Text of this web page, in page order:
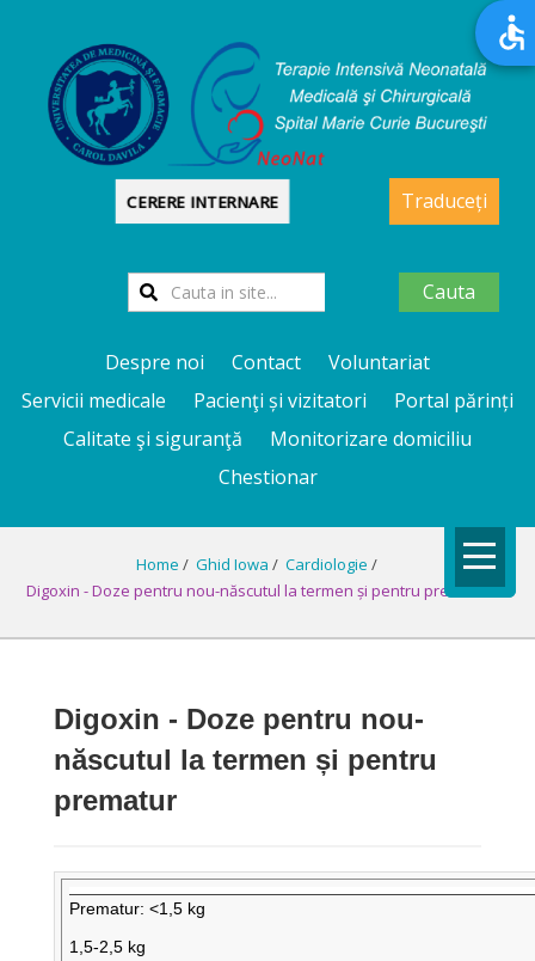
CERERE INTERNARE
Cauta
Traduceți
Despre noi Contact
Voluntariat
Servicii medicale
Pacienţi și vizitatori
Portal părinți
Calitate şi siguranţă
Monitorizare domiciliu
Chestionar
Home / Ghid Iowa / Cardiologie /
Digoxin - Doze pentru nou-născutul la termen și pentru prematur
Digoxin - Doze pentru nou-
născutul la termen și pentru
prematur
Prematur: <1,5 kg
1,5-2,5 kg